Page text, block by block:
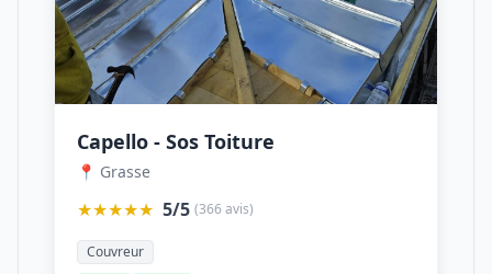
Capello - Sos Toiture
📍 Grasse
★★★★★ 5/5 (366 avis)
Couvreur